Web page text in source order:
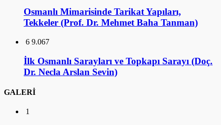
Osmanlı Mimarisinde Tarikat Yapıları,
Tekkeler (Prof. Dr. Mehmet Baha Tanman)
6 9.067
İlk Osmanlı Sarayları ve Topkapı Sarayı (Doç.
Dr. Necla Arslan Sevin)
GALERİ
1